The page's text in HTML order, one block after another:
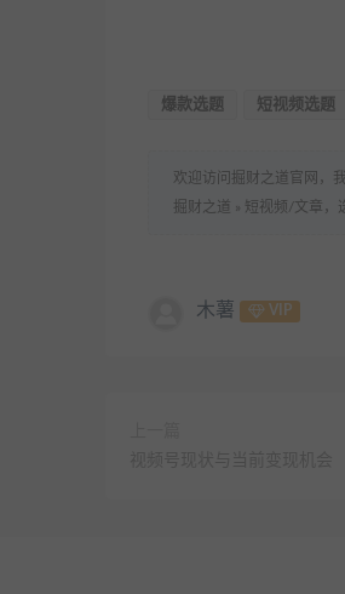
爆款选题 短视频选题
欢迎访问掘财之道官网，
掘财之道 » 短视频/文章，
木薯 VIP